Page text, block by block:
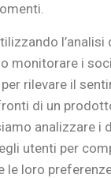
l’analisi
monitorare i
rilevare il
di un
analizzare i
utenti per
le loro